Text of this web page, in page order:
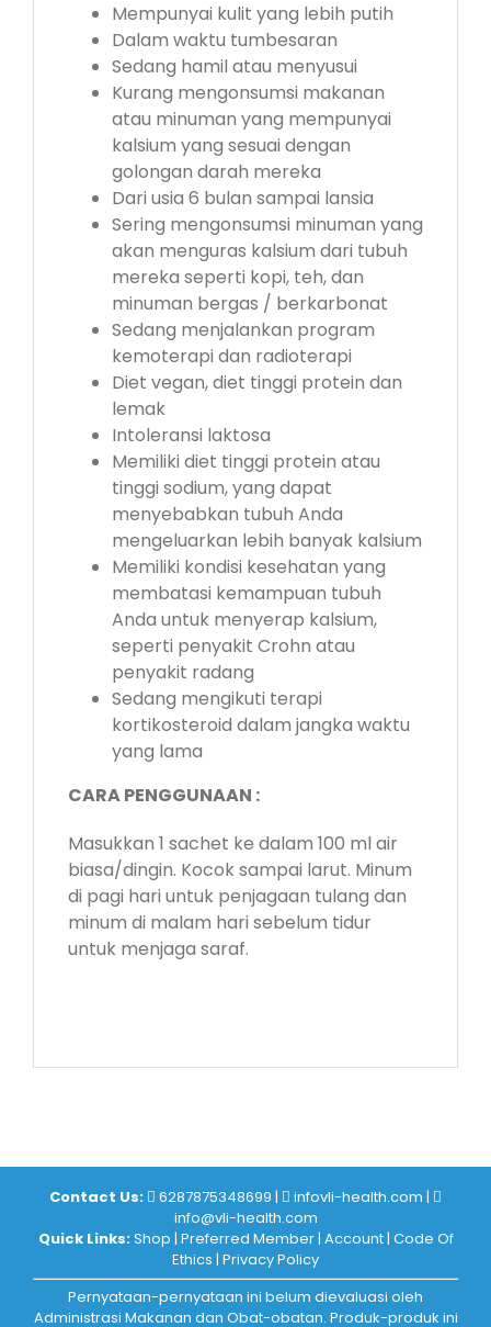
Mempunyai kulit yang lebih putih
Dalam waktu tumbesaran
Sedang hamil atau menyusui
Kurang mengonsumsi makanan
atau minuman yang mempunyai
kalsium yang sesuai dengan
golongan darah mereka
Dari usia 6 bulan sampai lansia
Sering mengonsumsi minuman yang
akan menguras kalsium dari tubuh
mereka seperti kopi, teh, dan
minuman bergas / berkarbonat
Sedang menjalankan program
kemoterapi dan radioterapi
Diet vegan, diet tinggi protein dan
lemak
Intoleransi laktosa
Memiliki diet tinggi protein atau
tinggi sodium, yang dapat
menyebabkan tubuh Anda
mengeluarkan lebih banyak kalsium
Memiliki kondisi kesehatan yang
membatasi kemampuan tubuh
Anda untuk menyerap kalsium,
seperti penyakit Crohn atau
penyakit radang
Sedang mengikuti terapi
kortikosteroid dalam jangka waktu
yang lama
CARA PENGGUNAAN :
Masukkan 1 sachet ke dalam 100 ml air
biasa/dingin. Kocok sampai larut. Minum
di pagi hari untuk penjagaan tulang dan
minum di malam hari sebelum tidur
untuk menjaga saraf.
Contact Us: 6287875348699 | infovli-health.com |
info@vli-health.com
Quick Links:Shop | Preferred Member| Account| Code Of
Ethics | Privacy Policy
Pernyataan-pernyataan ini belum dievaluasi oleh
Administrasi Makanan dan Obat-obatan. Produk-produk ini